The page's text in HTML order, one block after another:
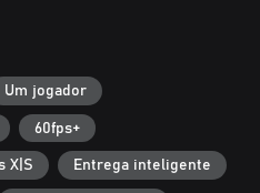
Um jogador
60fps+
X|S Entrega inteligente